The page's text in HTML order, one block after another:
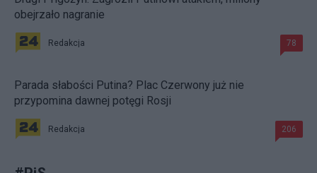
obejrzało nagranie
Redakcja 78
Parada słabości Putina? Plac Czerwony już nie
przypomina dawnej potęgi Rosji
Redakcja 206